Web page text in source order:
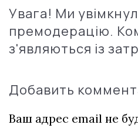
Увага! Ми
премодерацію.
з'являються із
Добавить
Ваш адрес email не